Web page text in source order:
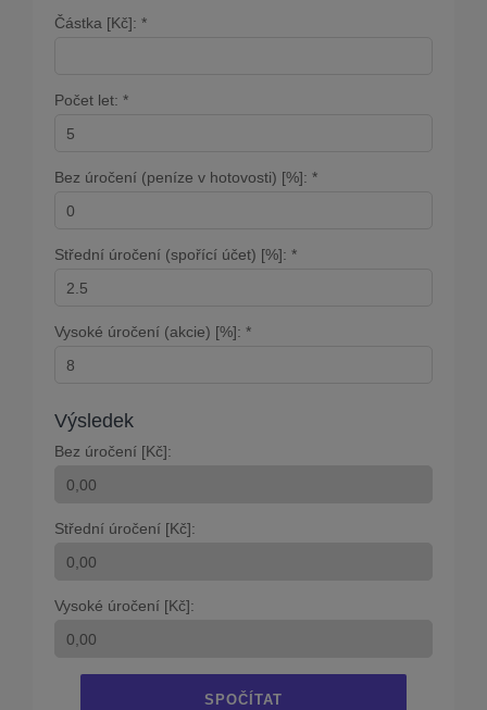
Částka [Kč]: *
Počet let: *
Bez úročení (peníze v hotovosti) [%]: *
Střední úročení (spořící účet) [%]: *
Vysoké úročení (akcie) [%]: *
Výsledek
Bez úročení [Kč]:
Střední úročení [Kč]:
Vysoké úročení [Kč]:
SPOČÍTAT